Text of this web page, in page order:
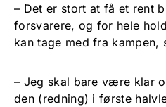
– Det er stort at få et rent
forsvarere, og for hele
kan tage med fra kampen,
– Jeg skal bare være klar
den (redning) i første